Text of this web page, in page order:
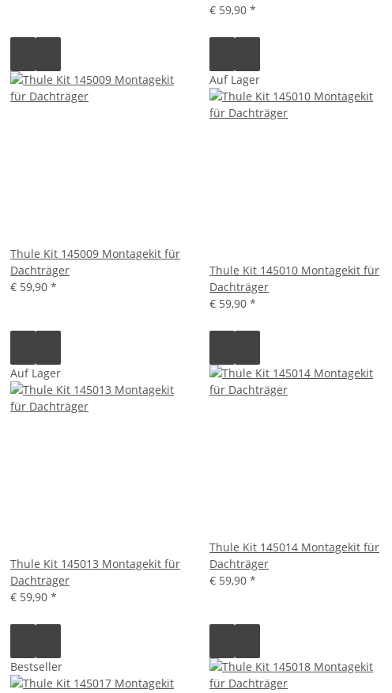
€ 59,90 *
Thule Kit 145009 Montagekit für
Dachträger
€ 59,90 *
Auf Lager
Thule Kit 145010 Montagekit für
Dachträger
€ 59,90 *
Auf Lager
Thule Kit 145013 Montagekit für
Dachträger
€ 59,90 *
Thule Kit 145014 Montagekit für
Dachträger
€ 59,90 *
Bestseller